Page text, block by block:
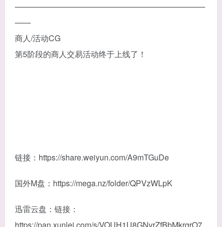
————————————————————————
——
商人/活动CG
第5阶段的商人交易活动终于上线了！
链接：https://share.weiyun.com/A9mTGuDe
国外M盘：https://mega.nz/folder/QPVzWLpK
迅雷云盘：链接：